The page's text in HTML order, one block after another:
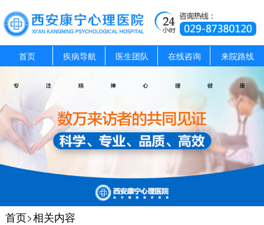
首页 疾病导航 医生团队 在线咨询 来院路线
首页>相关内容